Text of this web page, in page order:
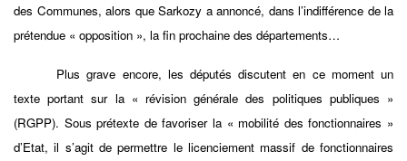
des Communes, alors que Sarkozy a annoncé, dans l’indifférence de la
prétendue « opposition », la fin prochaine des départements…
Plus grave encore, les députés discutent en ce moment un
texte portant sur la « révision générale des politiques publiques »
(RGPP). Sous prétexte de favoriser la « mobilité des fonctionnaires »
d’Etat, il s’agit de permettre le licenciement massif de fonctionnaires